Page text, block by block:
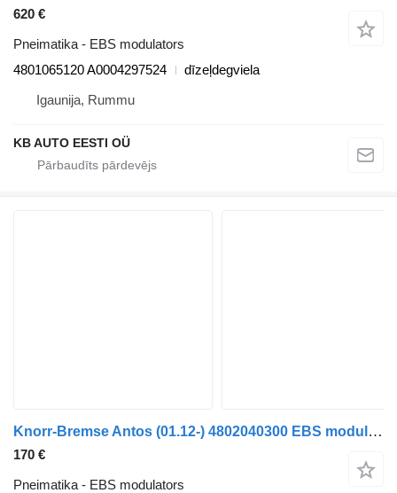
620 €
Pneimatika - EBS modulators
4801065120 A0004297524
dīzeļdegviela
Igaunija, Rummu
KB AUTO EESTI OÜ
Knorr-Bremse Antos (01.12-) 4802040300 EBS modulators paredzēts Mercedes-Benz Actros MP4 Antos Arocs (2012-) kravas automašīnas
170 €
Pneimatika - EBS modulators